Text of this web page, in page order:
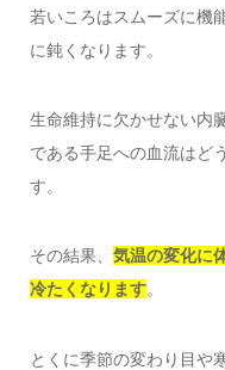
若いころはスムーズに機
に鈍くなります。
生命維持に欠かせない内
である手足への血流はど
す。
その結果、 気温の変化に
冷たくなります。
とくに季節の変わり目や